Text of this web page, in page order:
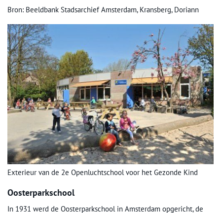
Bron: Beeldbank Stadsarchief Amsterdam, Kransberg, Doriann
Exterieur van de 2e Openluchtschool voor het Gezonde Kind
Oosterparkschool
In 1931 werd de Oosterparkschool in Amsterdam opgericht, de